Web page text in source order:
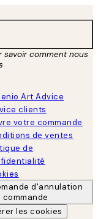
comment nous
Art Advice
clients
votre commande
de ventes
de
d'annulation
commande
les cookies